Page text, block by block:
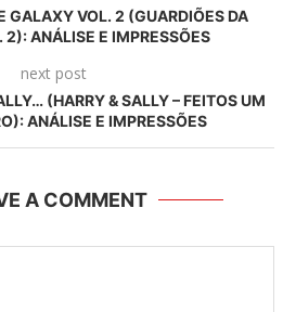
GALAXY VOL. 2 (GUARDIÕES DA
ANÁLISE E IMPRESSÕES
next post
(HARRY & SALLY – FEITOS UM
ANÁLISE E IMPRESSÕES
A COMMENT